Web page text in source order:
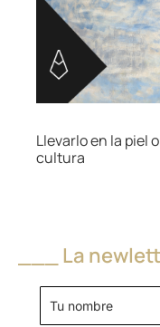
Llevarlo en la piel
cultura
___ La